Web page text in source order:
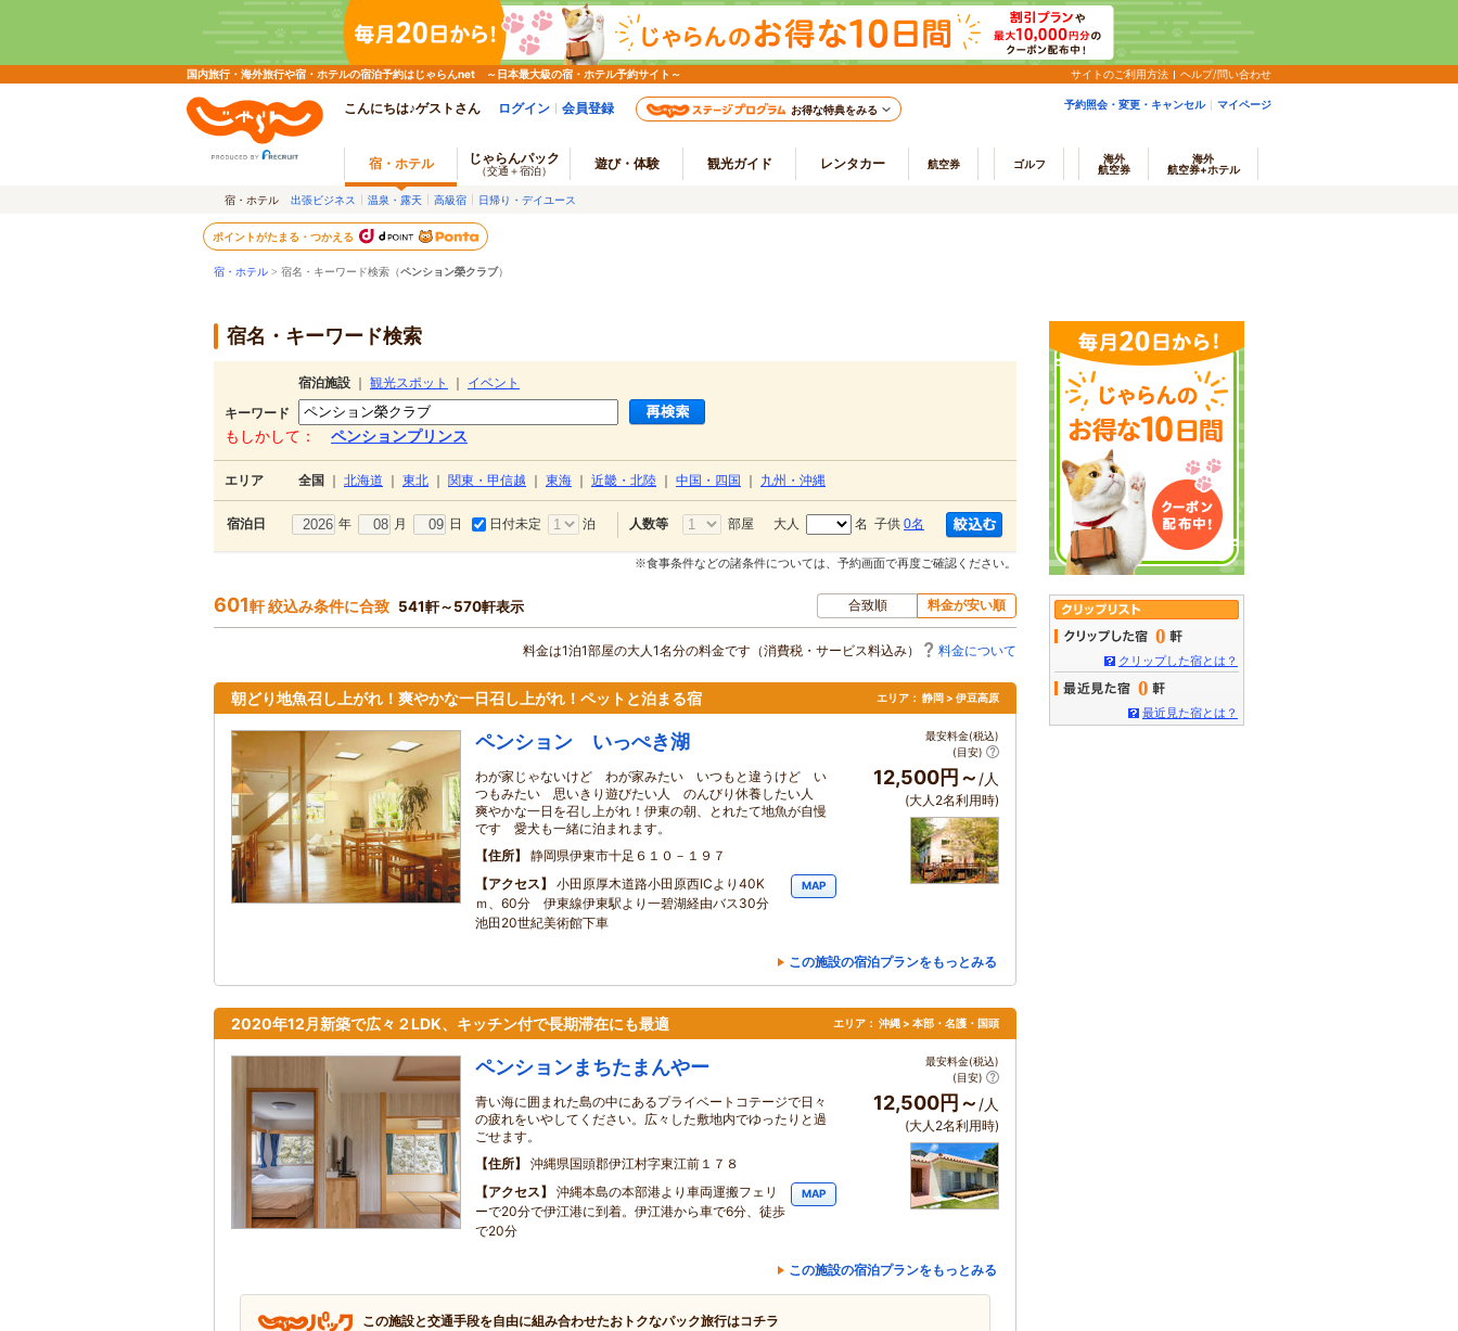
国内旅行・海外旅行や宿・ホテルの宿泊予約はじゃらんnet ～日本最大級の宿・ホテル予約サイト～ サイトのご利用方法 ヘルプ/問い合わせ
こんにちは♪ゲストさん ログイン 会員登録 お得な特典をみる 予約照会・変更・キャンセル マイページ
宿・ホテル じゃらんパック
（交通＋宿泊） 遊び・体験 観光ガイド レンタカー 航空券 ゴルフ
海外
航空券
海外
航空券+ホテル
宿・ホテル 出張ビジネス 温泉・露天 高級宿 日帰り・デイユース
ポイントがたまる・つかえる
宿・ホテル > 宿名・キーワード検索（ペンション榮クラブ）
宿名・キーワード検索
宿泊施設 観光スポット
イベント
キーワード
もしかして： ペンションプリンス
エリア 全国 北海道 東北 関東・甲信越 東海 近畿・北陸 中国・四国 九州・沖縄
宿泊日 年 月 日 日付未定 泊 人数等 部屋 大人 名 子供 0名
※食事条件などの諸条件については、予約画面で再度ご確認ください。
601軒 絞込み条件に合致 541軒～570軒表示 合致順 料金が安い順
料金は1泊1部屋の大人1名分の料金です（消費税・サービス料込み） 料金について
朝どり地魚召し上がれ！爽やかな一日召し上がれ！ペットと泊まる宿 エリア： 静岡 > 伊豆高原
ペンション いっぺき湖
わが家じゃないけど わが家みたい いつもと違うけど い
つもみたい 思いきり遊びたい人 のんびり休養したい人
爽やかな一日を召し上がれ！伊東の朝、とれたて地魚が自慢
です 愛犬も一緒に泊まれます。
住所
静岡県伊東市十足６１０－１９７
アクセス
小田原厚木道路小田原西ICより40K
ｍ、60分 伊東線伊東駅より一碧湖経由バス30分
池田20世紀美術館下車
MAP
最安料金(税込)
(目安)
12,500円～ /人
(大人2名利用時)
この施設の宿泊プランをもっとみる
2020年12月新築で広々２LDK、キッチン付で長期滞在にも最適 エリア： 沖縄 > 本部・名護・国頭
ペンションまちたまんやー
青い海に囲まれた島の中にあるプライベートコテージで日々
の疲れをいやしてください。広々した敷地内でゆったりと過
ごせます。
住所
沖縄県国頭郡伊江村字東江前１７８
アクセス
沖縄本島の本部港より車両運搬フェリ
ーで20分で伊江港に到着。伊江港から車で6分、徒歩
で20分
MAP
最安料金(税込)
(目安)
12,500円～ /人
(大人2名利用時)
この施設の宿泊プランをもっとみる
この施設と交通手段を自由に組み合わせたおトクなパック旅行はコチラ
0
クリップした宿とは？
0
最近見た宿とは？